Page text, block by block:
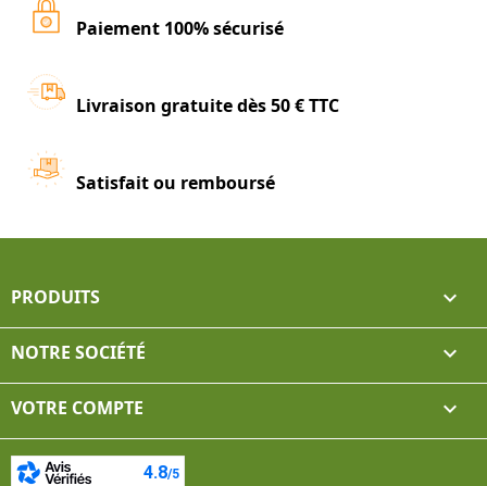
Paiement 100% sécurisé
Livraison gratuite dès 50 € TTC
Satisfait ou remboursé
PRODUITS 
NOTRE SOCIÉTÉ 
VOTRE COMPTE 